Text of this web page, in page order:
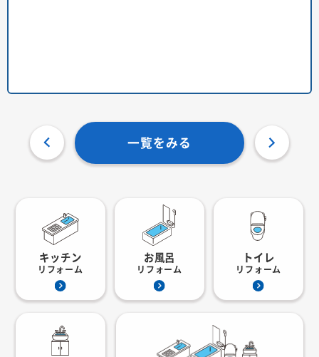
一覧をみる
キッチン
リフォーム
お風呂
リフォーム
トイレ
リフォーム